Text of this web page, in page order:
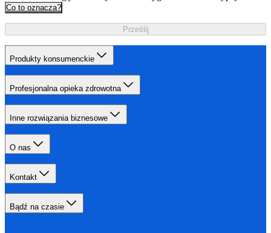
Co to oznacza?
Prześlij
Produkty konsumenckie
Profesjonalna opieka zdrowotna
Inne rozwiązania biznesowe
O nas
Kontakt
Bądź na czasie